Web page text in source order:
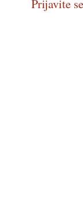
Prijavite